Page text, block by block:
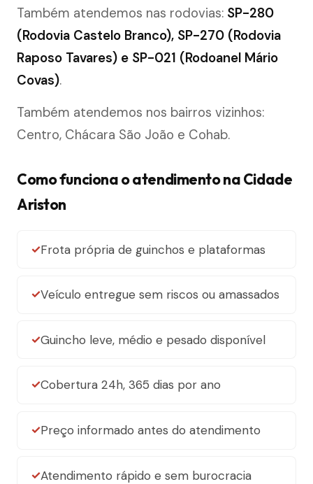
Também atendemos nas rodovias: SP-280
(Rodovia Castelo Branco), SP-270 (Rodovia
Raposo Tavares) e SP-021 (Rodoanel Mário
Covas).
Também atendemos nos bairros vizinhos:
Centro, Chácara São João e Cohab.
Como funciona o atendimento na Cidade
Ariston
Frota própria de guinchos e plataformas
Veículo entregue sem riscos ou amassados
Guincho leve, médio e pesado disponível
Cobertura 24h, 365 dias por ano
Preço informado antes do atendimento
Atendimento rápido e sem burocracia